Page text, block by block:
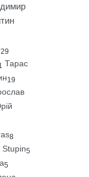
29
Тарас
19
8
Stupin5
5